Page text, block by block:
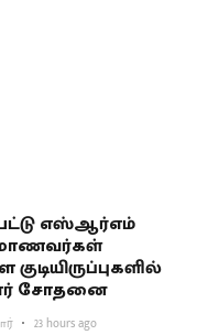
எஸ்ஆர்எம்
மாணவர்கள்
குடியிருப்புகளில்
சோதனை
23 hours ago